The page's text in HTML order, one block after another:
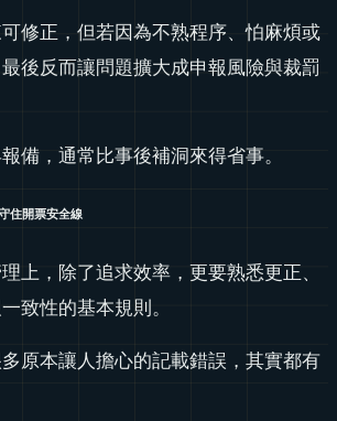
修正，但若因為不熟程序、怕麻煩或
後反而讓問題擴大成申報風險與裁罰
備，通常比事後補洞來得省事。
住開票安全線
上，除了追求效率，更要熟悉更正、
致性的基本規則。
原本讓人擔心的記載錯誤，其實都有